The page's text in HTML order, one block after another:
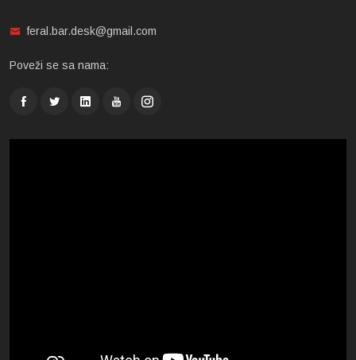
feral.bar.desk@gmail.com
Poveži se sa nama: